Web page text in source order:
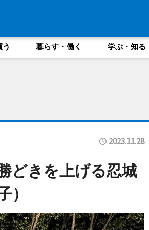
う 暮らす・働く 学ぶ・知る
2023.11.28
どきを上げる忍城